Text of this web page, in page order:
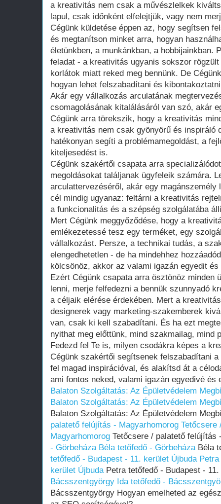
a kreativitás nem csak a művészlelkek
lapul, csak időnként elfelejtjük, vagy nem
Cégünk küldetése éppen az, hogy segítsen
és megtanítson minket arra, hogyan
életünkben, a munkánkban, a hobbijainkban.
feladat - a kreativitás ugyanis sokszor
korlátok miatt reked meg bennünk. De
hogyan lehet felszabadítani és
Akár egy vállalkozás arculatának
csomagolásának kitalálásáról van szó, akár
Cégünk arra törekszik, hogy a kreativitás
a kreativitás nem csak gyönyörű és inspiráló
hatékonyan segíti a problémamegoldást, a
kiteljesedést is.
Cégünk szakértői csapata arra
megoldásokat találjanak ügyfeleik számára.
arculattervezéséről, akár egy magánszemély
cél mindig ugyanaz: feltárni a kreativitás
a funkcionalitás és a szépség szolgálatába
Mert Cégünk meggyőződése, hogy a
emlékezetessé tesz egy terméket, egy
vállalkozást. Persze, a technikai tudás, a
elengedhetetlen - de ha mindehhez
kölcsönöz, akkor az valami igazán egyedit
Ezért Cégünk csapata arra ösztönöz minden
lenni, merje felfedezni a bennük szunnyadó
a céljaik elérése érdekében. Mert a
designerek vagy marketing-szakemberek
van, csak ki kell szabadítani. És ha ezt
nyithat meg előttünk, mind szakmailag, mind
Fedezd fel Te is, milyen csodákra képes a
Cégünk szakértői segítsenek felszabadítani
fel magad inspirációval, és alakítsd át a
ami fontos neked, valami igazán egyedivé és
Balaton Szolgáltatás: Az Épületvédelem
Balaton Szolgáltatás: Az Épületvédelem
Balaton Szolgáltatás: Az Épületvédelem
palatető felújítás - Magyarhomorog Tetőcsere
Magyarhomorog Tetőcsere / palatető felújítás
- Görbeháza Béla tetőfedő - GörbeházaBéla
tetőfedő - Budapest - 11. kerület Újbuda
kerület ÚjbudaPetra tetőfedő - Budapest -
Bácsszentgyörgy Ida tetőfedő -
Bácsszentgyörgy Hogyan emelheted az